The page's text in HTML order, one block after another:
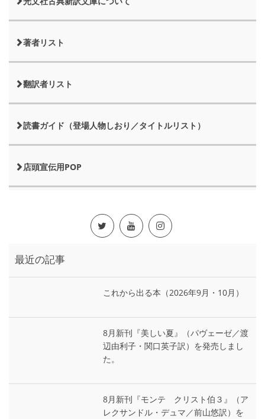
著者リスト
翻訳者リスト
読書ガイド（登場人物しおり／タイトルリスト）
店頭宣伝用POP
最近の記事
これから出る本（2026年9月・10月）
8月新刊『美しい夏』（パヴェーゼ／渡
辺由利子・関口英子訳）を発売しまし
た。
8月新刊『モンテ゠クリスト伯３』（ア
レクサンドル・デュマ／前山悠訳）を